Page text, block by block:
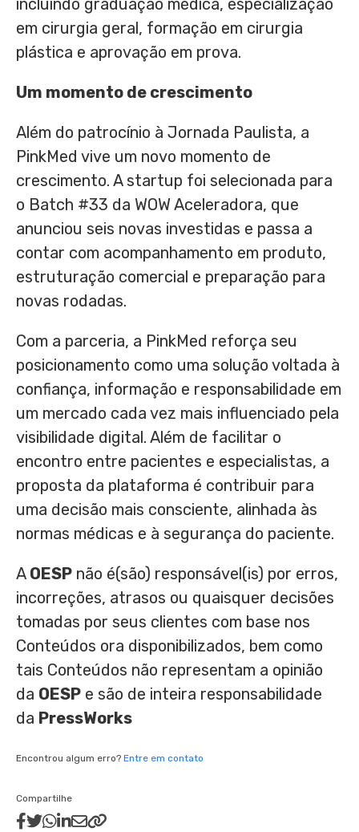
incluindo graduação médica, especialização
em cirurgia geral, formação em cirurgia
plástica e aprovação em prova.
Um momento de crescimento
Além do patrocínio à Jornada Paulista, a
PinkMed vive um novo momento de
crescimento. A startup foi selecionada para
o Batch #33 da WOW Aceleradora, que
anunciou seis novas investidas e passa a
contar com acompanhamento em produto,
estruturação comercial e preparação para
novas rodadas.
Com a parceria, a PinkMed reforça seu
posicionamento como uma solução voltada à
confiança, informação e responsabilidade em
um mercado cada vez mais influenciado pela
visibilidade digital. Além de facilitar o
encontro entre pacientes e especialistas, a
proposta da plataforma é contribuir para
uma decisão mais consciente, alinhada às
normas médicas e à segurança do paciente.
A OESP não é(são) responsável(is) por erros,
incorreções, atrasos ou quaisquer decisões
tomadas por seus clientes com base nos
Conteúdos ora disponibilizados, bem como
tais Conteúdos não representam a opinião
da OESP e são de inteira responsabilidade
da PressWorks
Encontrou algum erro? Entre em contato
Compartilhe